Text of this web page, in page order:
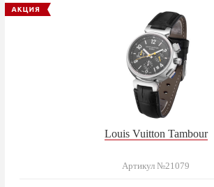
Louis Vuitton Tambour
Артикул №21079